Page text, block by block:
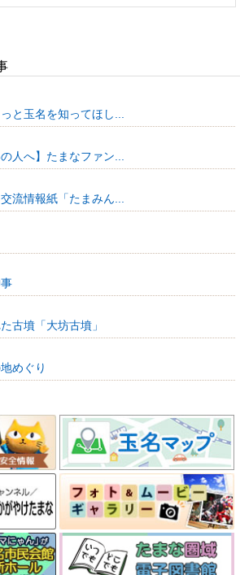
と玉名を知ってほし...
人へ】たまなファン...
流情報紙「たまみん...
古墳「大坊古墳」
めぐり